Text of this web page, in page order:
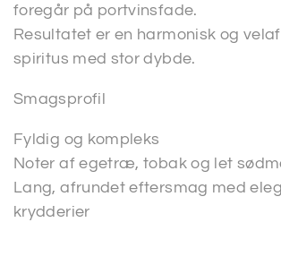
foregår på portvinsfade.
Resultatet er en harmonisk og
spiritus med stor dybde.
Smagsprofil
Fyldig og kompleks
Noter af egetræ, tobak og let
Lang, afrundet eftersmag med
krydderier